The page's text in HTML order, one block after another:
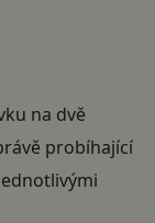
na dvě
probíhající